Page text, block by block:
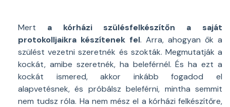
Mert a kórházi szülésfelkészítőn a saját
protokolljaikra készítenek fel. Arra, ahogyan ők a
szülést vezetni szeretnék és szokták. Megmutatják a
kockát, amibe szeretnék, ha beleférnél. És ha ezt a
kockát ismered, akkor inkább fogadod el
alapvetésnek, és próbálsz beleférni, mintha semmit
nem tudsz róla. Ha nem mész el a kórházi felkészítőre,